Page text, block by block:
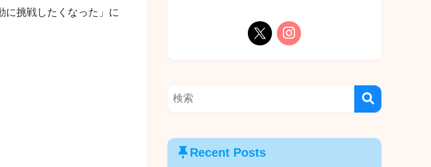
に挑戦したくなった」に
Recent Posts